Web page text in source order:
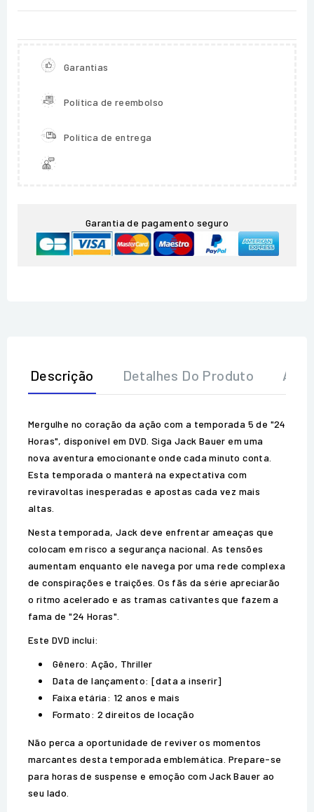
Garantias
Política de reembolso
Política de entrega
Garantia de pagamento seguro
Descrição Detalhes Do Produto
Mergulhe no coração da ação com a temporada 5 de "24
Horas", disponível em DVD. Siga Jack Bauer em uma
nova aventura emocionante onde cada minuto conta.
Esta temporada o manterá na expectativa com
reviravoltas inesperadas e apostas cada vez mais
altas.
Nesta temporada, Jack deve enfrentar ameaças que
colocam em risco a segurança nacional. As tensões
aumentam enquanto ele navega por uma rede complexa
de conspirações e traições. Os fãs da série apreciarão
o ritmo acelerado e as tramas cativantes que fazem a
fama de "24 Horas".
Este DVD inclui:
Gênero: Ação, Thriller
Data de lançamento: [data a inserir]
Faixa etária: 12 anos e mais
Formato: 2 direitos de locação
Não perca a oportunidade de reviver os momentos
marcantes desta temporada emblemática. Prepare-se
para horas de suspense e emoção com Jack Bauer ao
seu lado.